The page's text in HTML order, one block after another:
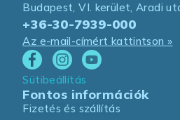
Budapest, VI. kerület, Aradi
+36-30-7939-000
Az e-mail-címért kattintson »
Sütibeállítás
Fontos információk
Fizetés és szállítás